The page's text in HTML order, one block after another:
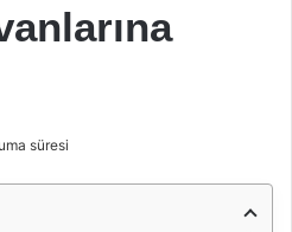
süresi